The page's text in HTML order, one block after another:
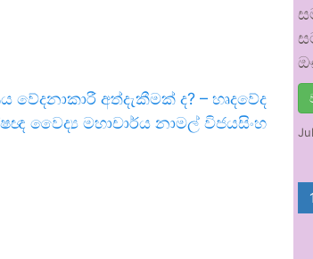
වේදනාකාරී අත්දැකීමක් ද? – හෘදවේද
වෛද්‍ය මහාචාර්ය නාමල් විජයසිංහ
1